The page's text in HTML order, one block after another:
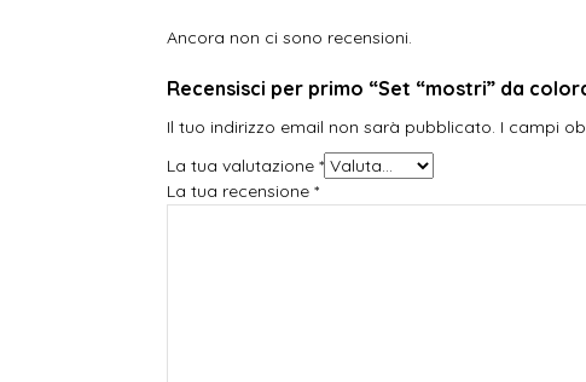
Ancora non ci sono recensioni.
Recensisci per primo “Set “mostri” da
Il tuo indirizzo email non sarà pubblicato. I campi
La tua valutazione *
La tua recensione *